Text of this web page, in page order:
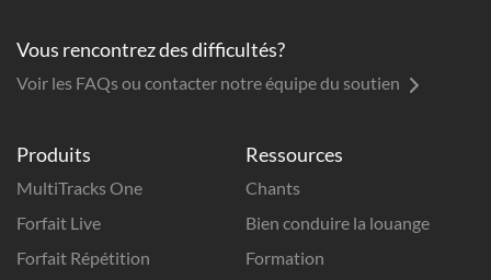
Produits
MultiTracks One
Forfait Live
Forfait Répétition
Ressources
Chants
Bien conduire la louange
Formation
Vous rencontrez des difficultés?
Voir les FAQs ou contacter notre équipe du soutien